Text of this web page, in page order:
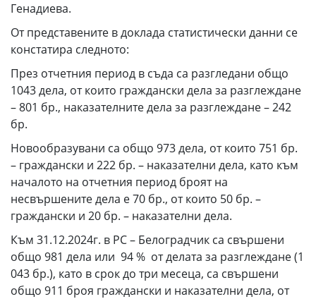
Генадиева.
От представените в доклада статистически данни се
констатира следното:
През отчетния период в съда са разгледани общо
1043 дела, от които граждански дела за разглеждане
– 801 бр., наказателните дела за разглеждане – 242
бр.
Новообразувани са общо 973 дела, от които 751 бр.
– граждански и 222 бр. – наказателни дела, като към
началото на отчетния период броят на
несвършените дела е 70 бр., от които 50 бр. –
граждански и 20 бр. – наказателни дела.
Към 31.12.2024г. в РС – Белоградчик са свършени
общо 981 дела или 94 % от делата за разглеждане (1
043 бр.), като в срок до три месеца, са свършени
общо 911 броя граждански и наказателни дела, от